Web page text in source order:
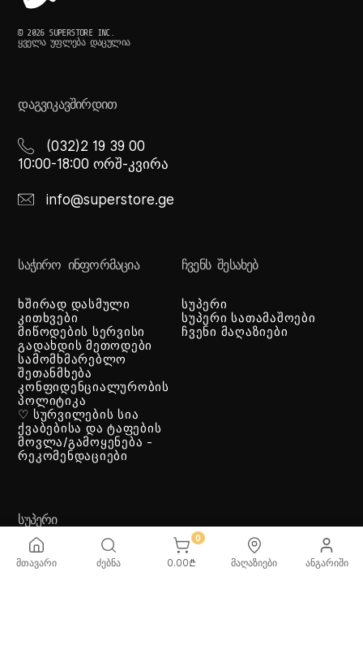
© 2026 SUPERSTORE INC.
ᲧᲕᲔᲚᲐ ᲣᲤᲚᲔᲑᲐ ᲓᲐᲪᲣᲚᲘᲐ
ᲓᲐᲒᲕᲘᲙᲐᲕᲨᲘᲠᲓᲘᲗ
(032)2 19 39 00
10:00-18:00 ორშ-კვირა
info@superstore.ge
ᲡᲐᲭᲘᲠᲝ ᲘᲜᲤᲝᲠᲛᲐᲪᲘᲐ
ხშირად დასმული
კითხვები
მიწოდების სერვისი
გადახდის მეთოდები
სამომხმარებლო
შეთანმხება
კონფიდენციალურობის
პოლიტიკა
♡ სურვილების სია
ქვაბებისა და ტაფების
მოვლა/გამოყენება -
რეკომენდაციები
ᲩᲕᲔᲜᲡ ᲨᲔᲡᲐᲮᲔᲑ
სუპერი
სუპერი სათამაშოები
ჩვენი მაღაზიები
ᲡᲣᲞᲔᲠᲘ
მთავარი ძებნა
0
0.00₾ მაღაზიები ანგარიში